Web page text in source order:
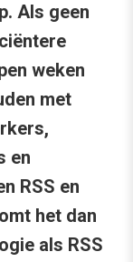
Als geen
weken
met
en
RSS en
het dan
als RSS